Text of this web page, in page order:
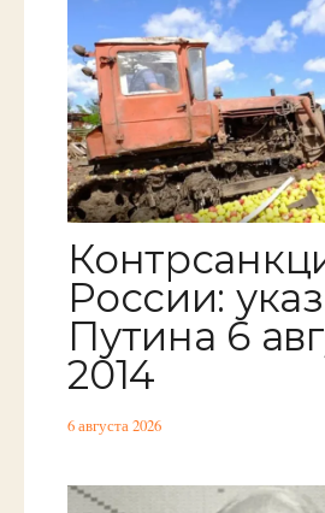
России: указ
Путина 6
2014
6 августа 2026